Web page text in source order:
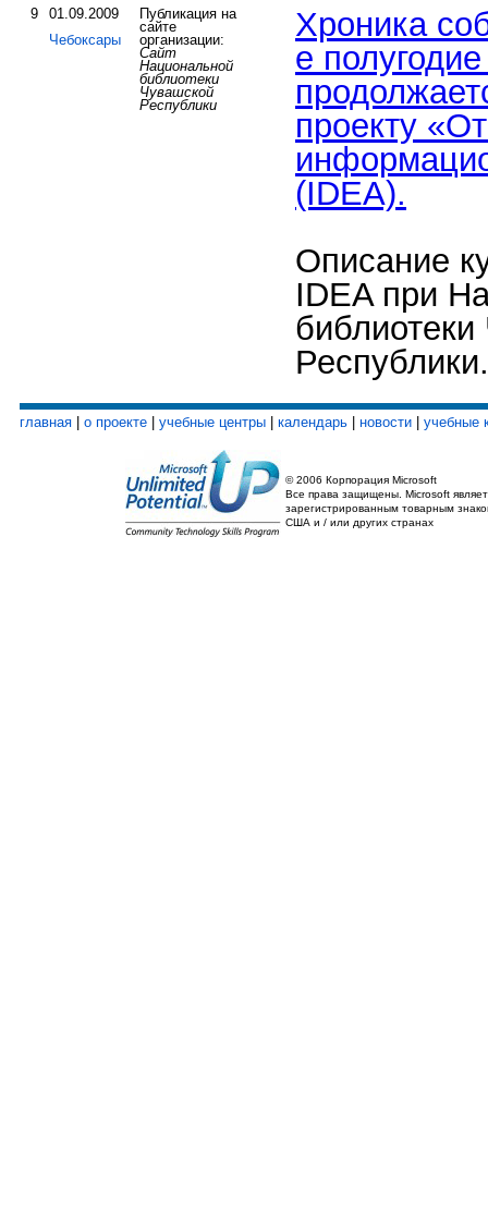
9
01.09.2009
Чебоксары
Публикация на
сайте
организации:
Сайт
Национальной
библиотеки
Чувашской
Республики
Хроника
е
проекту
(IDEA).
Описание
IDEA при
Республики.
главная о проекте учебные центры календарь новости учебные
© 2006 Корпорация Microsoft
Все права защищены. Microsoft
зарегистрированным товарным
США и / или других странах